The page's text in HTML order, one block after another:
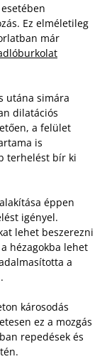
Ez elméletileg
már
utána simára
dilatációs
a felület
is
terhelést bír ki
éppen
igényel.
lehet beszerezni
hézagokba lehet
a
károsodás
ez a mozgás
repedések és